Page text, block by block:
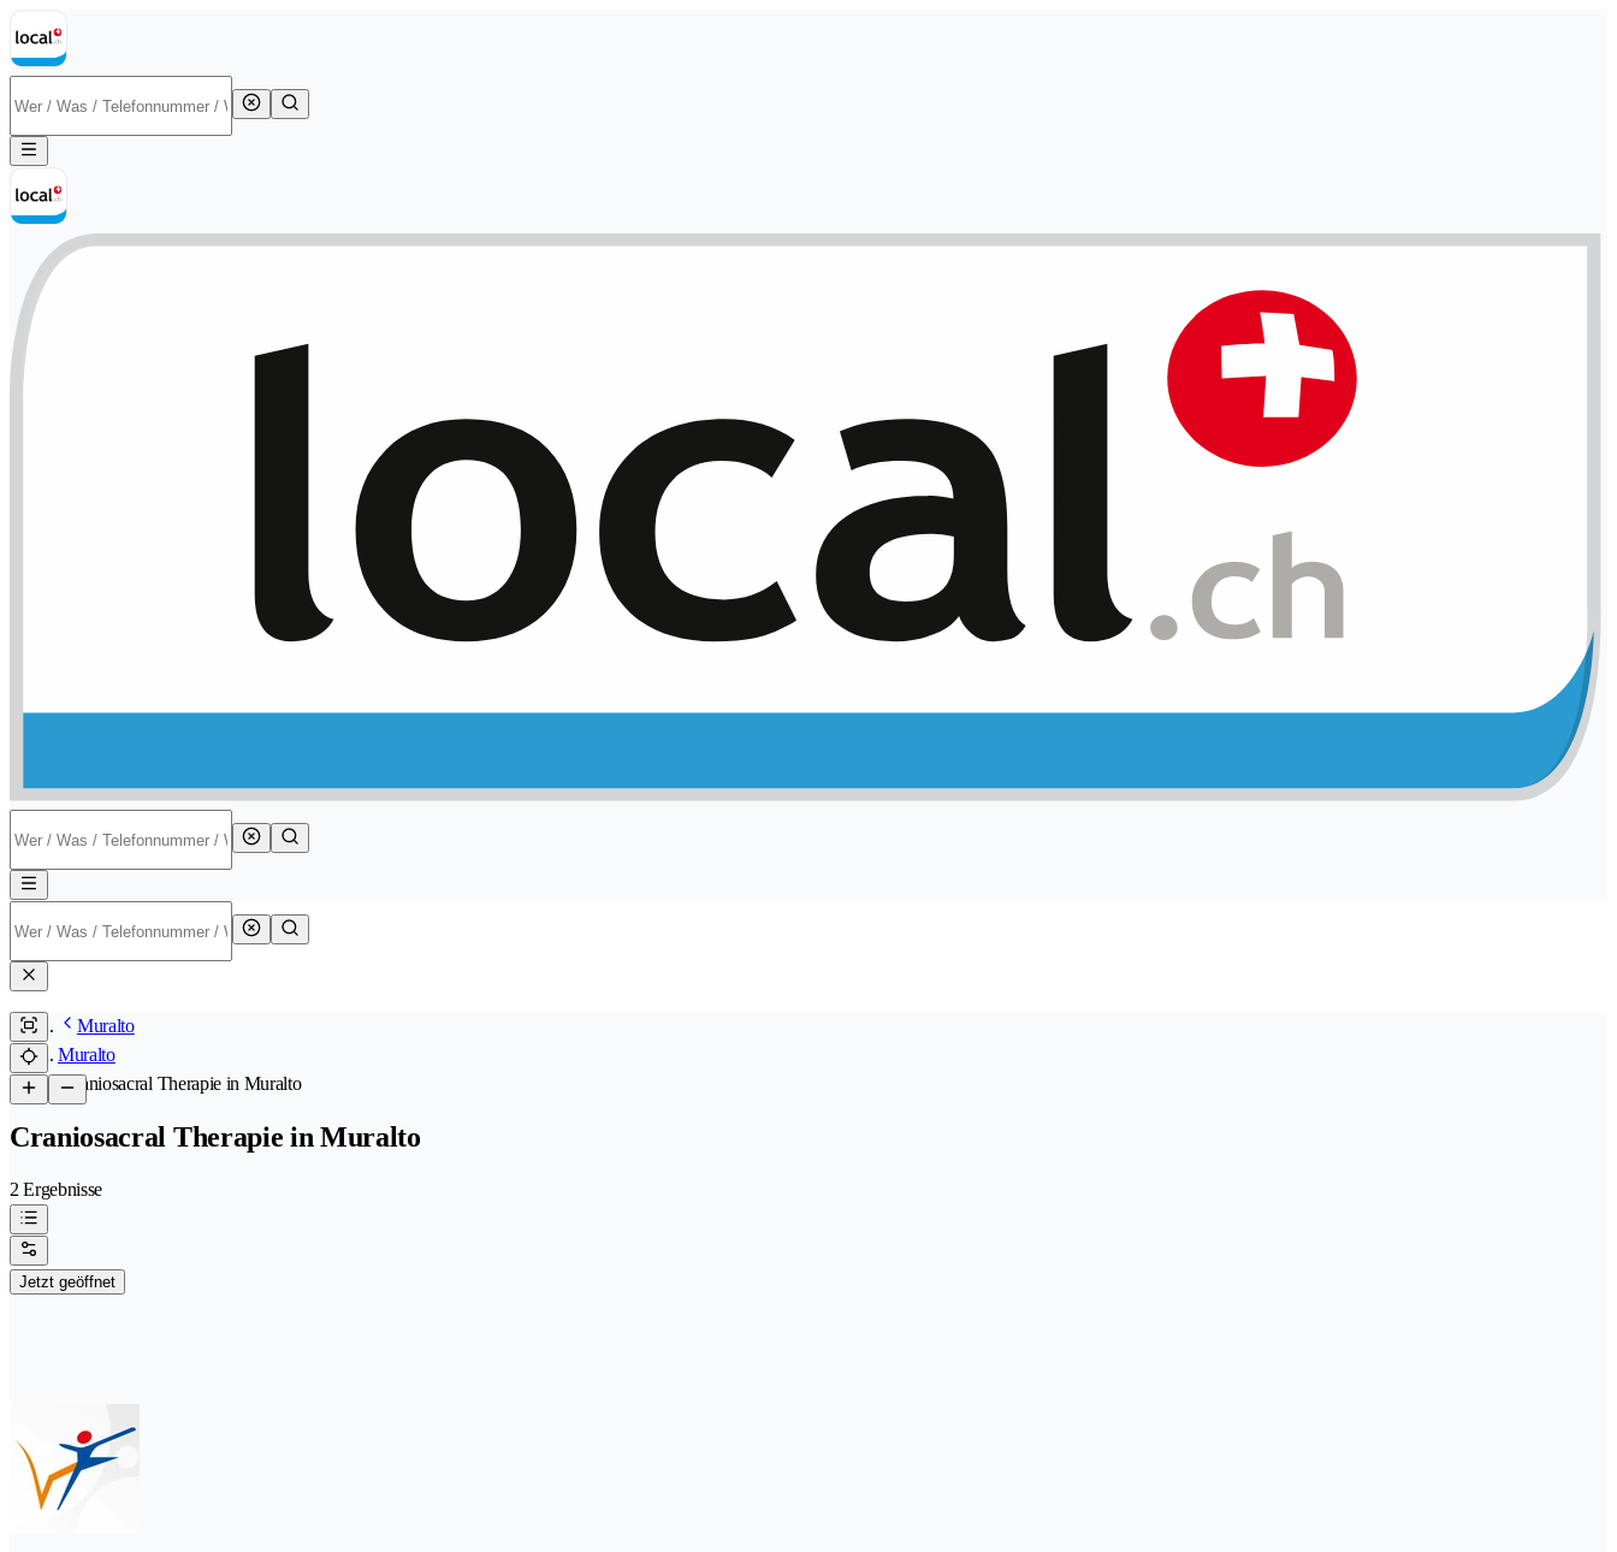
Muralto
Muralto
/Craniosacral Therapie in Muralto
Craniosacral Therapie in Muralto
2 Ergebnisse
Jetzt geöffnet